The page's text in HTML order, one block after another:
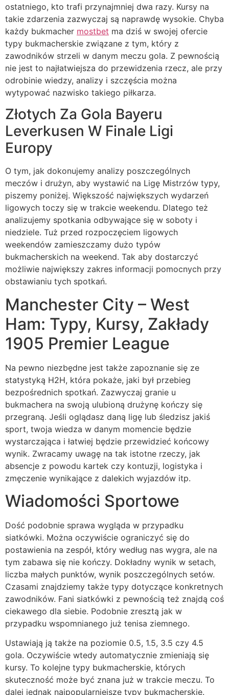
ostatniego, kto trafi przynajmniej dwa razy. Kursy na
takie zdarzenia zazwyczaj są naprawdę wysokie. Chyba
każdy bukmacher mostbet ma dziś w swojej ofercie
typy bukmacherskie związane z tym, który z
zawodników strzeli w danym meczu gola. Z pewnością
nie jest to najłatwiejsza do przewidzenia rzecz, ale przy
odrobinie wiedzy, analizy i szczęścia można
wytypować nazwisko takiego piłkarza.
Złotych Za Gola Bayeru
Leverkusen W Finale Ligi
Europy
O tym, jak dokonujemy analizy poszczególnych
meczów i drużyn, aby wystawić na Ligę Mistrzów typy,
piszemy poniżej. Większość największych wydarzeń
ligowych toczy się w trakcie weekendu. Dlatego też
analizujemy spotkania odbywające się w soboty i
niedziele. Tuż przed rozpoczęciem ligowych
weekendów zamieszczamy dużo typów
bukmacherskich na weekend. Tak aby dostarczyć
możliwie największy zakres informacji pomocnych przy
obstawianiu tych spotkań.
Manchester City – West
Ham: Typy, Kursy, Zakłady
1905 Premier League
Na pewno niezbędne jest także zapoznanie się ze
statystyką H2H, która pokaże, jaki był przebieg
bezpośrednich spotkań. Zazwyczaj granie u
bukmachera na swoją ulubioną drużynę kończy się
przegraną. Jeśli oglądasz daną ligę lub śledzisz jakiś
sport, twoja wiedza w danym momencie będzie
wystarczająca i łatwiej będzie przewidzieć końcowy
wynik. Zwracamy uwagę na tak istotne rzeczy, jak
absencje z powodu kartek czy kontuzji, logistyka i
zmęczenie wynikające z dalekich wyjazdów itp.
Wiadomości Sportowe
Dość podobnie sprawa wygląda w przypadku
siatkówki. Można oczywiście ograniczyć się do
postawienia na zespół, który według nas wygra, ale na
tym zabawa się nie kończy. Dokładny wynik w setach,
liczba małych punktów, wynik poszczególnych setów.
Czasami znajdziemy także typy dotyczące konkretnych
zawodników. Fani siatkówki z pewnością też znajdą coś
ciekawego dla siebie. Podobnie zresztą jak w
przypadku wspomnianego już tenisa ziemnego.
Ustawiają ją także na poziomie 0.5, 1.5, 3.5 czy 4.5
gola. Oczywiście wtedy automatycznie zmieniają się
kursy. To kolejne typy bukmacherskie, których
skuteczność może być znana już w trakcie meczu. To
dalej jednak najpopularniejsze typy bukmacherskie.